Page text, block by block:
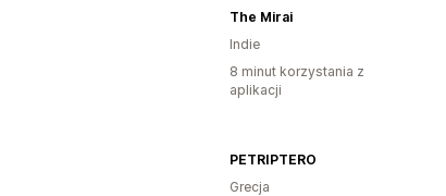
The Mirai
Indie
8 minut korzystania z
aplikacji
PETRIPTERO
Grecja